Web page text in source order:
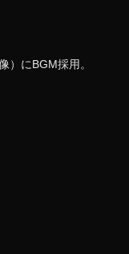
）にBGM採用。